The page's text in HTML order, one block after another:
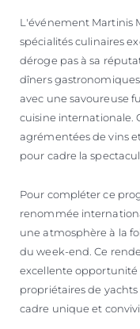
L'événement Martinis
spécialités culinaires
déroge pas à sa
dîners
avec une savoureuse
cuisine internationale.
agrémentées de vins
pour cadre la
Pour compléter ce
renommée
une atmosphère à la
du week-end. Ce
excellente
propriétaires de
cadre unique et